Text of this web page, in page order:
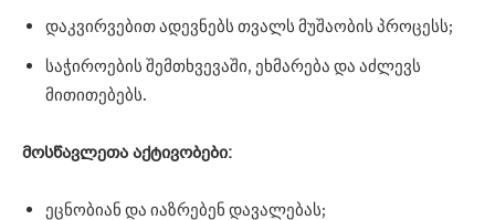
დაკვირვებით ადევნებს თვალს მუშაობის პროცესს;
საჭიროების შემთხვევაში, ეხმარება და აძლევს
მითითებებს.
მოსწავლეთა აქტივობები:
ეცნობიან და იაზრებენ დავალებას;